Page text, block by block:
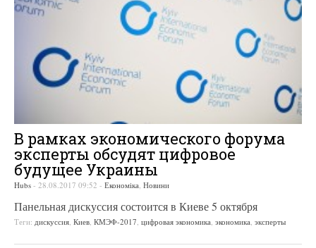
В рамках экономического форума
эксперты обсудят цифровое
будущее Украины
Hubs - 28.08.2017 09:52 - Економіка, Новини
Панельная дискуссия состоится в Киеве 5 октября
Теги: дискуссия, Киев, КМЭФ-2017, цифровая экономика, экономика, эксперты